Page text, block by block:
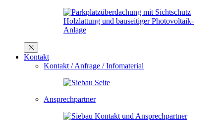
Kontakt
Kontakt / Anfrage / Infomaterial
Ansprechpartner